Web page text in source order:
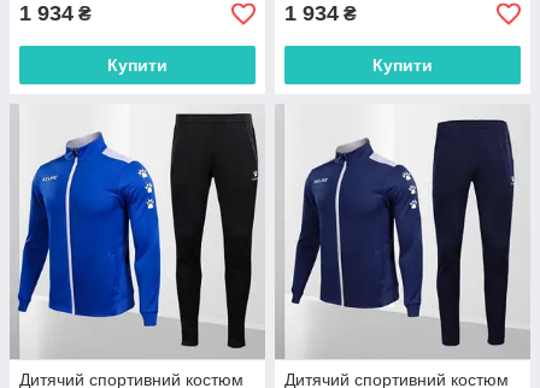
1 934 ₴
Купити
1 934 ₴
Купити
Дитячий спортивний костюм
Дитячий спортивний костюм